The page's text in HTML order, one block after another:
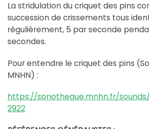
La stridulation du criquet des pins
succession de crissements tous
régulièrement, 5 par seconde
secondes.
Pour entendre le criquet des pins
MNHN) :
https://sonotheque.mnhn.fr/
2922